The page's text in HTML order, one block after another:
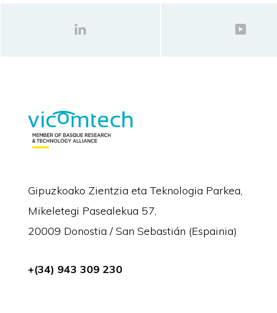
Gipuzkoako Zientzia eta Teknologia Parkea,
Mikeletegi Pasealekua 57,
20009 Donostia / San Sebastián (Espainia)
+(34) 943 309 230